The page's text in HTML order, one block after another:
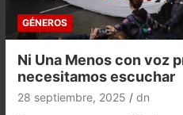
GÉNEROS
Ni Una Menos con voz
necesitamos escuchar
28 septiembre, 2025 dn